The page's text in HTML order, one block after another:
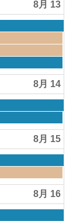
8月 13
8月 14
8月 15
8月 16